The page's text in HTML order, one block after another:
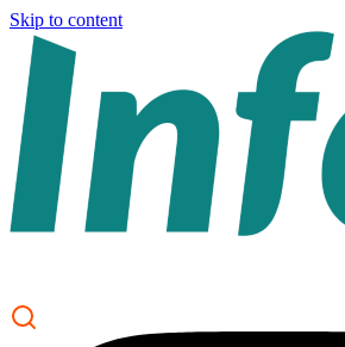
Skip to content